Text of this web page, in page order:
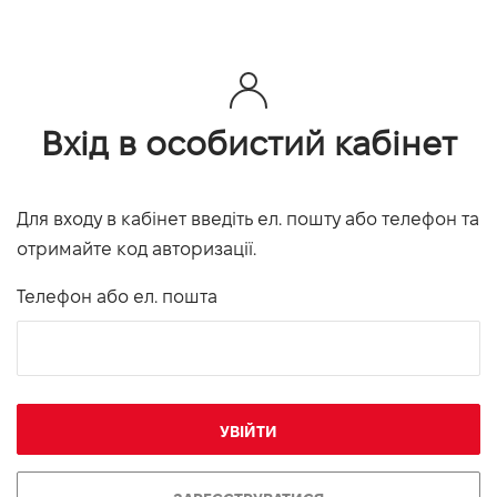
Вхід в особистий кабінет
Для входу в кабінет введіть ел. пошту або телефон та
отримайте код авторизації.
Телефон або ел. пошта
УВІЙТИ